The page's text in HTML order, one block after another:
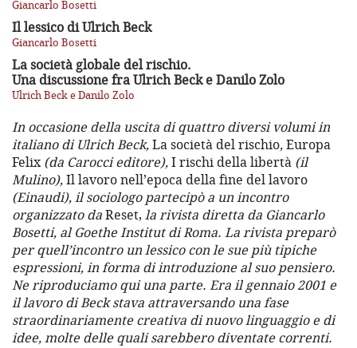
Giancarlo Bosetti
Il lessico di Ulrich Beck
Giancarlo Bosetti
La società globale del rischio.
Una discussione fra Ulrich Beck e Danilo Zolo
Ulrich Beck e Danilo Zolo
In occasione della uscita di quattro diversi volumi in
italiano di Ulrich Beck,La società del rischio,Europa
Felix(da Carocci editore),I rischi della libertà (il
Mulino),Il lavoro nell’epoca della fine del lavoro
(Einaudi), il sociologo partecipò a un incontro
organizzato daReset, la rivista diretta da Giancarlo
Bosetti, al Goethe Institut di Roma. La rivista preparò
per quell’incontro un lessico con le sue più tipiche
espressioni, in forma di introduzione al suo pensiero.
Ne riproduciamo qui una parte. Era il gennaio 2001 e
il lavoro di Beck stava attraversando una fase
straordinariamente creativa di nuovo linguaggio e di
idee, molte delle quali sarebbero diventate correnti.